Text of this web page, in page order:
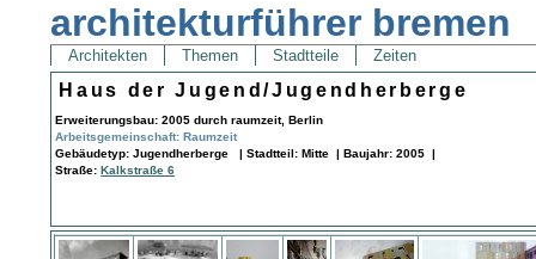
architekturführer bremen
Architekten Themen Stadtteile Zeiten
Haus der Jugend/Jugendherberge
Erweiterungsbau: 2005 durch raumzeit, Berlin
Arbeitsgemeinschaft: Raumzeit
Gebäudetyp: Jugendherberge | Stadtteil: Mitte | Baujahr: 2005 |
Straße:Kalkstraße 6